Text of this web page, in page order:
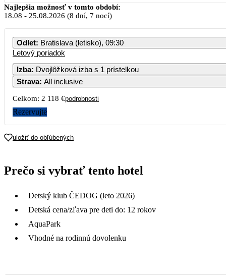
PO UT
Najlepšia možnosť v tomto období:
18.08 - 25.08.2026 (8 dní, 7 nocí)
Odlet: Bratislava (letisko), 09:30
Letový poriadok
Izba: Dvojlôžková izba s 1 prístelkou
Strava: All inclusive
Celkom: 2 118 €podrobnosti
Rezervujte
uložiť do obľúbených
Prečo si vybrať tento hotel
Detský klub ČEDOG (leto 2026)
Detská cena/zľava pre deti do: 12 rokov
AquaPark
Vhodné na rodinnú dovolenku